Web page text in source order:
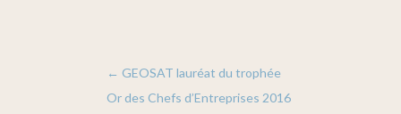
← GEOSAT lauréat du trophée
Or des Chefs d’Entreprises 2016